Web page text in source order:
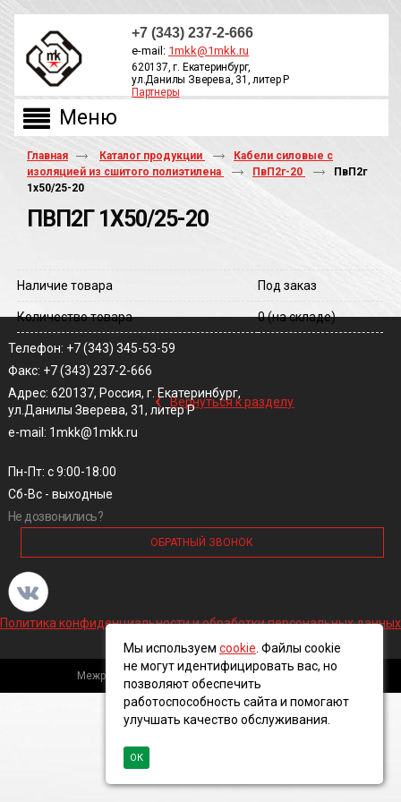
+7 (343) 237-2-666
e-mail: 1mkk@1mkk.ru
620137, г. Екатеринбург,
ул.Данилы Зверева, 31, литер Р
Партнеры
Главная Каталог продукции
Кабели силовые с
изоляцией из сшитого полиэтилена
ПвП2г-20
ПвП2г
1х50/25-20
ПВП2Г 1Х50/25-20
Наличие товара Под заказ
Количество товара 0(на складе)
‹ Вернуться к разделу
Телефон: +7 (343) 345-53-59
Факс: +7 (343) 237-2-666
Адрес: 620137, Россия, г. Екатеринбург,
ул.Данилы Зверева, 31, литер Р
e-mail: 1mkk@1mkk.ru
Пн-Пт: с 9:00-18:00
Сб-Вс - выходные
Не дозвонились?
ОБРАТНЫЙ ЗВОНОК
Политика конфиденциальности и обработки персональных данных
Межрегиональная кабельная компания, 2016 ©
Мы используем cookie . Файлы cookie
не могут идентифицировать вас, но
позволяют обеспечить
работоспособность сайта и помогают
улучшать качество обслуживания.
ОК